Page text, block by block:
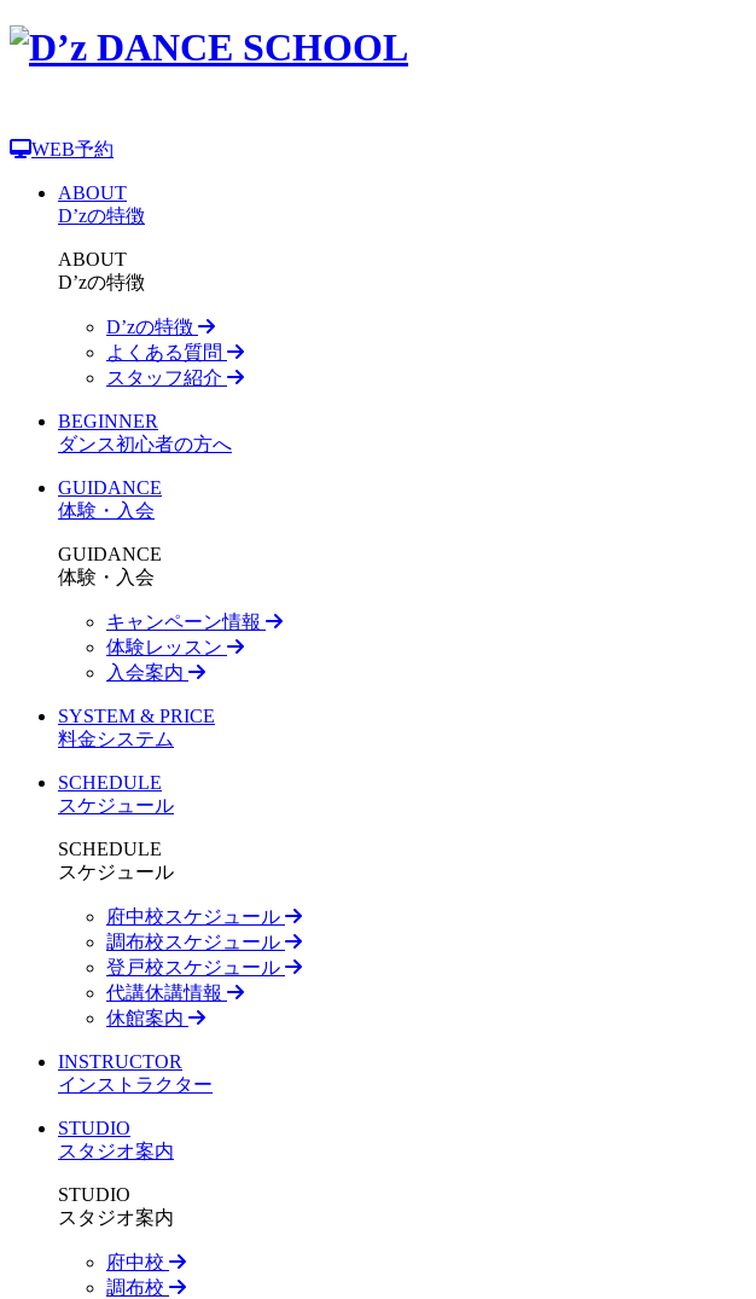
WEB予約
ABOUT
D’zの特徴
ABOUT
D’zの特徴
D’zの特徴
よくある質問
スタッフ紹介
BEGINNER
ダンス初心者の方へ
GUIDANCE
体験・入会
GUIDANCE
体験・入会
キャンペーン情報
体験レッスン
入会案内
SYSTEM & PRICE
料金システム
SCHEDULE
スケジュール
SCHEDULE
スケジュール
府中校スケジュール
調布校スケジュール
登戸校スケジュール
代講休講情報
休館案内
INSTRUCTOR
インストラクター
STUDIO
スタジオ案内
STUDIO
スタジオ案内
府中校
調布校